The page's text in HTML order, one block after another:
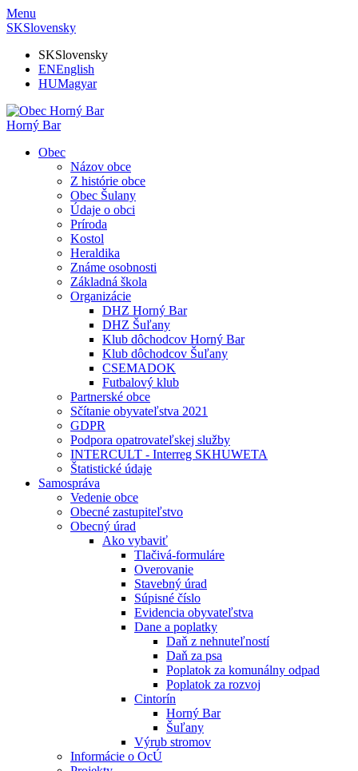
Menu
SKSlovensky
SKSlovensky
ENEnglish
HUMagyar
Horný Bar
Obec
Názov obce
Z histórie obce
Obec Šulany
Údaje o obci
Príroda
Kostol
Heraldika
Známe osobnosti
Základná škola
Organizácie
DHZ Horný Bar
DHZ Šuľany
Klub dôchodcov Horný Bar
Klub dôchodcov Šuľany
CSEMADOK
Futbalový klub
Partnerské obce
Sčítanie obyvateľstva 2021
GDPR
Podpora opatrovateľskej služby
INTERCULT - Interreg SKHUWETA
Štatistické údaje
Samospráva
Vedenie obce
Obecné zastupiteľstvo
Obecný úrad
Ako vybaviť
Tlačivá-formuláre
Overovanie
Stavebný úrad
Súpisné číslo
Evidencia obyvateľstva
Dane a poplatky
Daň z nehnuteľností
Daň za psa
Poplatok za komunálny odpad
Poplatok za rozvoj
Cintorín
Horný Bar
Šuľany
Výrub stromov
Informácie o OcÚ